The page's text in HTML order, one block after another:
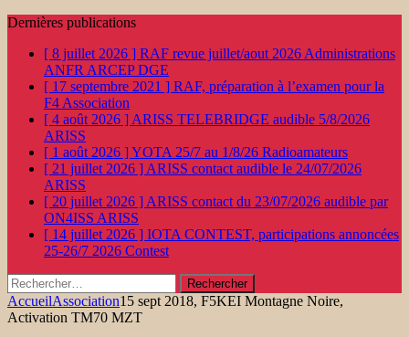
Dernières publications
[ 8 juillet 2026 ] RAF revue juillet/aout 2026 Administrations
ANFR ARCEP DGE
[ 17 septembre 2021 ] RAF, préparation à l’examen pour la
F4 Association
[ 4 août 2026 ] ARISS TELEBRIDGE audible 5/8/2026
ARISS
[ 1 août 2026 ]YOTA 25/7 au 1/8/26 Radioamateurs
[ 21 juillet 2026 ] ARISS contact audible le 24/07/2026
ARISS
[ 20 juillet 2026 ] ARISS contact du 23/07/2026 audible par
ON4ISS ARISS
[ 14 juillet 2026 ] IOTA CONTEST, participations annoncées
25-26/7 2026 Contest
Rechercher :
AccueilAssociation15 sept 2018, F5KEI Montagne Noire,
Activation TM70 MZT